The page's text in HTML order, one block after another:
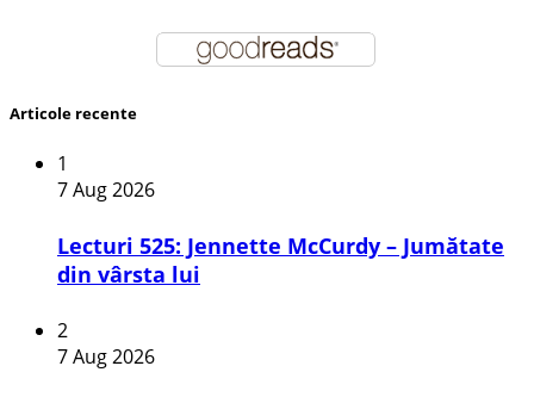
Articole recente
1
7 Aug 2026
Lecturi 525: Jennette McCurdy – Jumătate
din vârsta lui
2
7 Aug 2026